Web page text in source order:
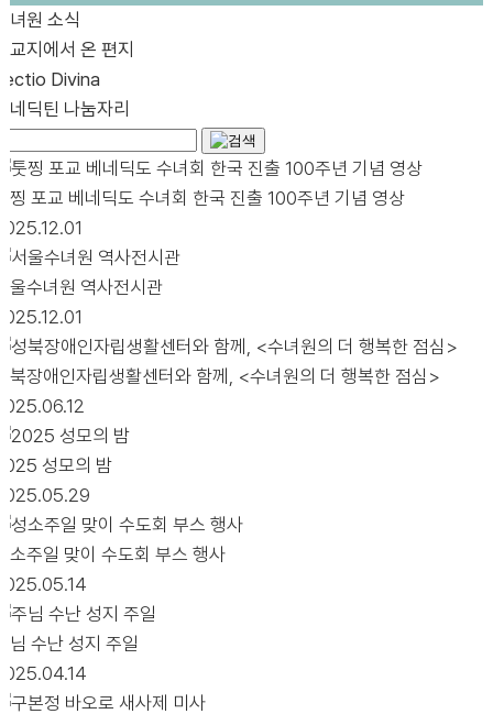
녀원 소식
교지에서 온 편지
Divina
네딕틴 나눔자리
찡 포교 베네딕도 수녀회 한국 진출 100주년 기념 영상
울수녀원 역사전시관
북장애인자립생활센터와 함께, <수녀원의 더 행복한 점심>
성모의 밤
소주일 맞이 수도회 부스 행사
님 수난 성지 주일